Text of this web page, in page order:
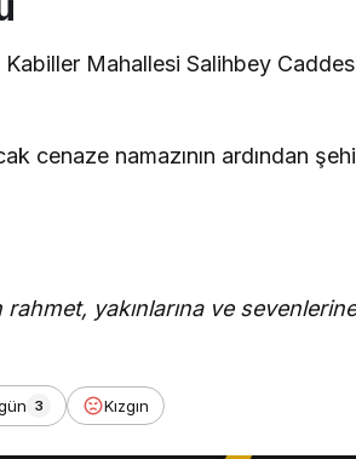
Kabiller Mahallesi Salihbey
cenaze namazının ardından
yakınlarına ve
3 Kızgın